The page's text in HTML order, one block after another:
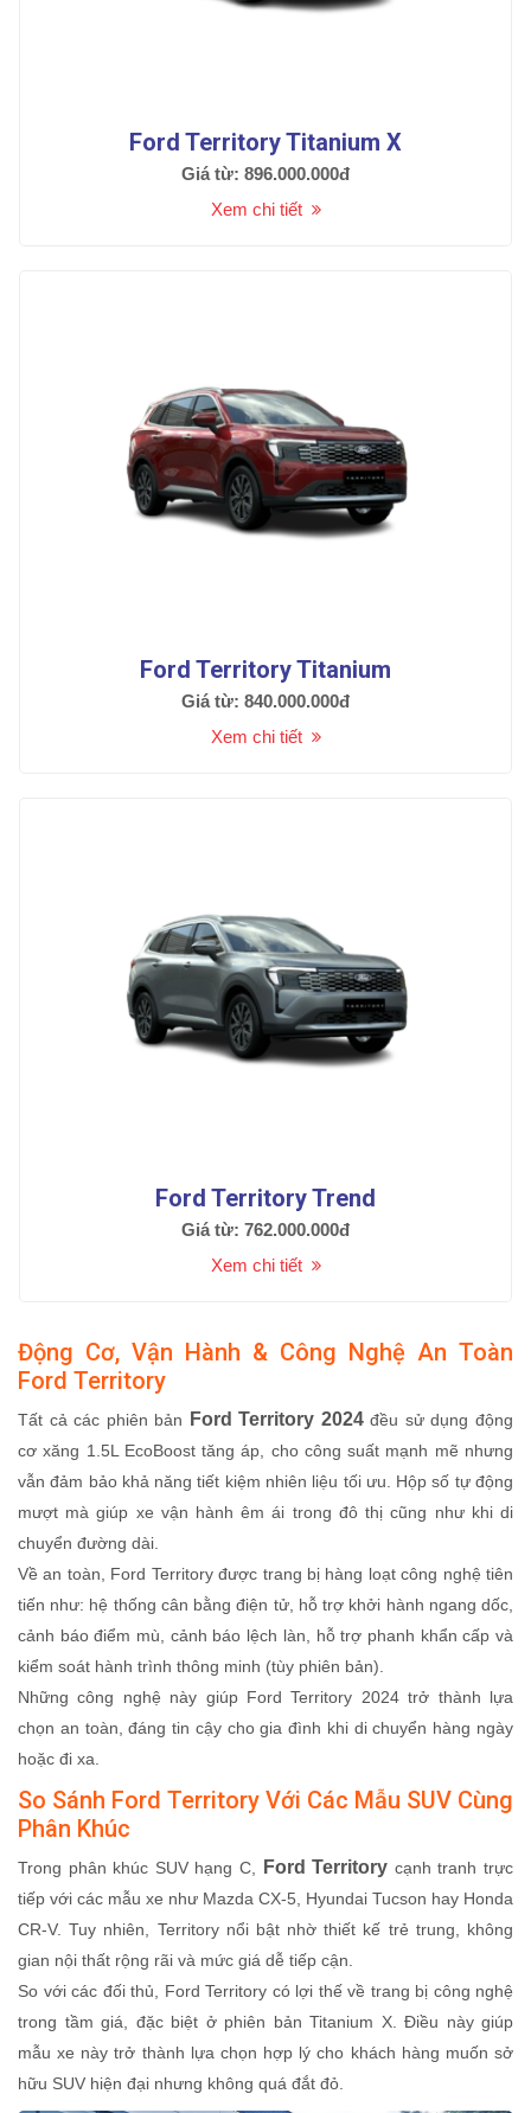
Ford Territory Titanium X
Giá từ: 896.000.000đ
Xem chi tiết
Ford Territory Titanium
Giá từ: 840.000.000đ
Xem chi tiết
Ford Territory Trend
Giá từ: 762.000.000đ
Xem chi tiết
Động Cơ, Vận Hành & Công Nghệ An Toàn
Ford Territory
Tất cả các phiên bản Ford Territory 2024đều sử dụng động
cơ xăng 1.5L EcoBoost tăng áp, cho công suất mạnh mẽ nhưng
vẫn đảm bảo khả năng tiết kiệm nhiên liệu tối ưu. Hộp số tự động
mượt mà giúp xe vận hành êm ái trong đô thị cũng như khi di
chuyển đường dài.
Về an toàn, Ford Territory được trang bị hàng loạt công nghệ tiên
tiến như: hệ thống cân bằng điện tử, hỗ trợ khởi hành ngang dốc,
cảnh báo điểm mù, cảnh báo lệch làn, hỗ trợ phanh khẩn cấp và
kiểm soát hành trình thông minh (tùy phiên bản).
Những công nghệ này giúp Ford Territory 2024 trở thành lựa
chọn an toàn, đáng tin cậy cho gia đình khi di chuyển hàng ngày
hoặc đi xa.
So Sánh Ford Territory Với Các Mẫu SUV Cùng
Phân Khúc
Trong phân khúc SUV hạng C, Ford Territory cạnh tranh trực
tiếp với các mẫu xe như Mazda CX-5, Hyundai Tucson hay Honda
CR-V. Tuy nhiên, Territory nổi bật nhờ thiết kế trẻ trung, không
gian nội thất rộng rãi và mức giá dễ tiếp cận.
So với các đối thủ, Ford Territory có lợi thế về trang bị công nghệ
trong tầm giá, đặc biệt ở phiên bản Titanium X. Điều này giúp
mẫu xe này trở thành lựa chọn hợp lý cho khách hàng muốn sở
hữu SUV hiện đại nhưng không quá đắt đỏ.